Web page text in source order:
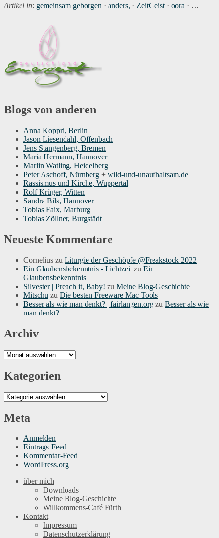
Artikel in: gemeinsam geborgen · anders, · ZeitGeist· oora · …
Blogs von anderen
Anna Koppri, Berlin
Jason Liesendahl, Offenbach
Jens Stangenberg, Bremen
Maria Hermann, Hannover
Marlin Watling, Heidelberg
Peter Aschoff, Nürnberg + wild-und-unaufhaltsam.de
Rassismus und Kirche, Wuppertal
Rolf Krüger, Witten
Sandra Bils, Hannover
Tobias Faix, Marburg
Tobias Zöllner, Burgstädt
Neueste Kommentare
Cornelius zu Liturgie der Geschöpfe @Freakstock 2022
Ein Glaubensbekenntnis - Lichtzeit zu Ein
Glaubensbekenntnis
Silvester | Preach it, Baby! zu Meine Blog-Geschichte
Mitschu zu Die besten Freeware Mac Tools
Besser als wie man denkt? | fairlangen.org zu Besser als wie
man denkt?
Archiv
Archiv
Kategorien
Kategorien
Meta
Anmelden
Eintrags-Feed
Kommentar-Feed
WordPress.org
über mich
Downloads
Meine Blog-Geschichte
Willkommens-Café Fürth
Kontakt
Impressum
Datenschutzerklärung